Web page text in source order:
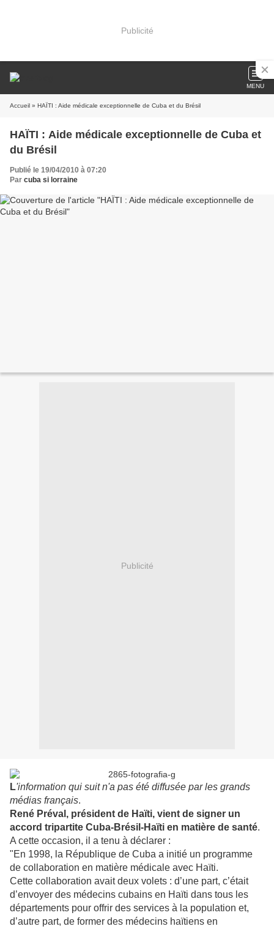
Publicité
MENU
Accueil » HAÏTI : Aide médicale exceptionnelle de Cuba et du Brésil
HAÏTI : Aide médicale exceptionnelle de Cuba et
du Brésil
Publié le 19/04/2010 à 07:20
Par cuba si lorraine
Publicité
L'information qui suit n'a pas été diffusée par les grands
médias français.
René Préval, président de Haïti, vient de signer un
accord tripartite Cuba-Brésil-Haïti en matière de santé.
A cette occasion, il a tenu à déclarer :
"En 1998, la République de Cuba a initié un programme
de collaboration en matière médicale avec Haïti.
Cette collaboration avait deux volets : d’une part, c’était
d’envoyer des médecins cubains en Haïti dans tous les
départements pour offrir des services à la population et,
d’autre part, de former des médecins haïtiens en